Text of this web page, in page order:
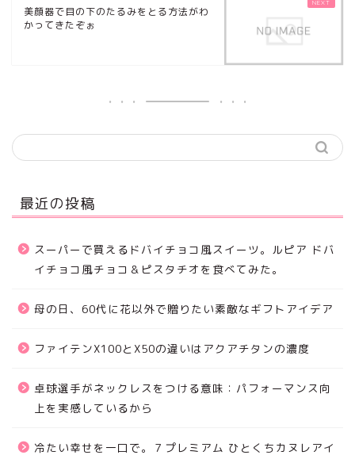
美顔器で目の下のたるみをとる方法がわ
かってきたぞぉ
最近の投稿
スーパーで買えるドバイチョコ風スイーツ。ルピア ドバ
イチョコ風チョコ＆ピスタチオを食べてみた。
母の日、60代に花以外で贈りたい素敵なギフトアイデア
ファイテンX100とX50の違いはアクアチタンの濃度
卓球選手がネックレスをつける意味：パフォーマンス向
上を実感しているから
冷たい幸せを一口で。７プレミアム ひとくちカヌレアイ